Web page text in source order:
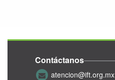
Contáctanos
atencion@ift.org.mx